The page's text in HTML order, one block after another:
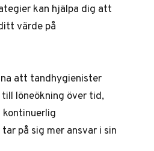
kan hjälpa dig att
värde på
att tandhygienister
löneökning över tid,
på sig mer ansvar i sin